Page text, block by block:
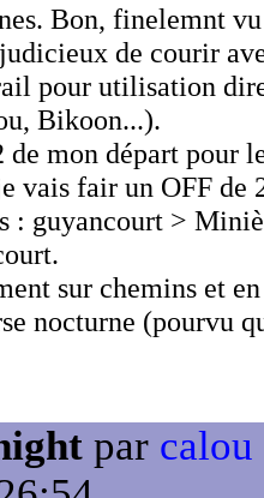
Bon, finelemnt
de courir
pour utilisation
Bikoon...).
de mon départ pour
vais fair un OFF de
: guyancourt >
sur chemins et
nocturne (pourvu
par calou